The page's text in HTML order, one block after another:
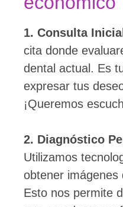
1. Consulta Inicial
cita donde
dental actual. Es
expresar tus
¡Queremos
2. Diagnóstico
Utilizamos
obtener imágenes
Esto nos permite